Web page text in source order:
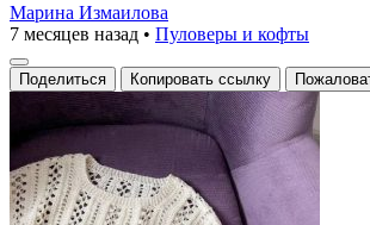
Марина Измаилова
7 месяцев назад • Пуловеры и кофты
Поделиться Копировать ссылку